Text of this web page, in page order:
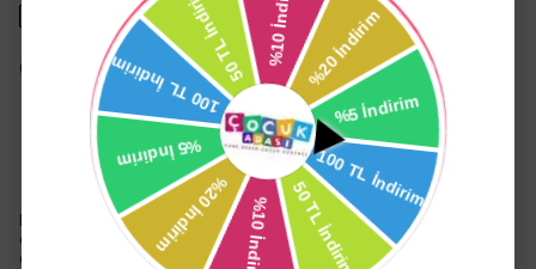
1500 TL üzeri ücretsiz kargo
14 gün içinde iade değişim
Ürün Açıklaması
Babyjem Müslin Ana Kucağı Örtüsü, leke tutmaz ve nefes
alan yapısı sayesinde bebeklerin terlemesini önler. Hafif ve
dayanıklıdır. Yıkandıkça yumuşar. Hızlı kurur, uzun ömürlü ve